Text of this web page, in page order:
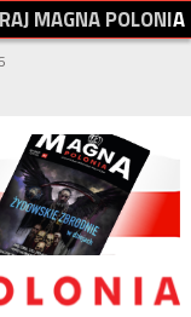
RAJMAGNAPOLONIA